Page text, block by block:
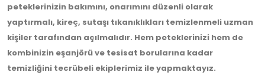
peteklerinizin bakımını, onarımını düzenli olarak
yaptırmalı, kireç, sutaşı tıkanıklıkları temizlenmeli uzman
kişiler tarafından açılmalıdır. Hem peteklerinizi hem de
kombinizin eşanjörü ve tesisat borularına kadar
temizliğini tecrübeli ekiplerimiz ile yapmaktayız.